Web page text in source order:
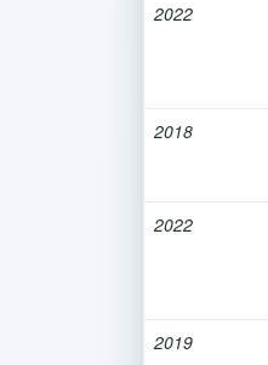
2022
2018
2022
2019